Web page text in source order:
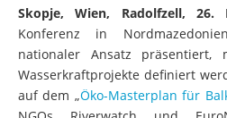
Skopje, Wien, Radolfzell,
Konferenz in
nationaler Ansatz präsentiert,
Wasserkraftprojekte definiert
auf dem „Öko-Masterplan für